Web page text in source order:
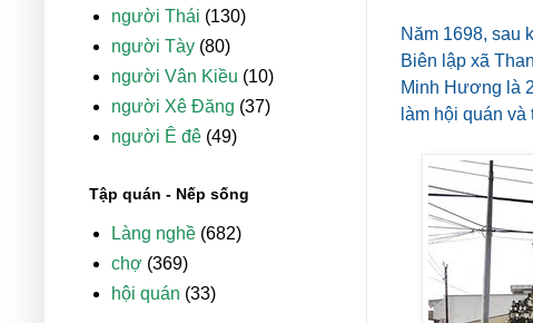
Năm 1698, sau
Biên lập xã
Minh Hương là
làm hội quán
người Thái (130)
người Tày (80)
người Vân Kiều (10)
người Xê Đăng (37)
người Ê đê (49)
Tập quán - Nếp sống
Làng nghề (682)
chợ (369)
hội quán (33)